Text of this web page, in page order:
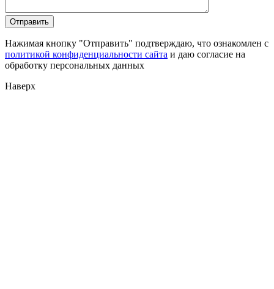
Нажимая кнопку "Отправить" подтверждаю, что ознакомлен с
политикой конфиденциальности сайта и даю согласие на
обработку персональных данных
Наверх